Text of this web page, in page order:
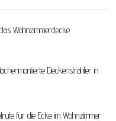
Wohnzimmerdecke
Deckenstrahler in
für die Ecke im Wohnzimmer